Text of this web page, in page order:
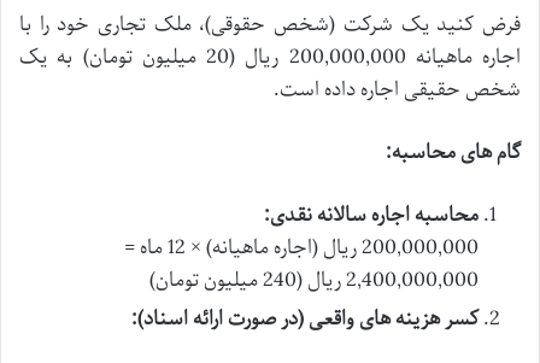
فرض کنید یک شرکت (شخص حقوقی)، ملک تجاری خود را با
اجاره ماهیانه 200,000,000 ریال (20 میلیون تومان) به یک
شخص حقیقی اجاره داده است.
گام های محاسبه:
محاسبه اجاره سالانه نقدی:
200,000,000 ریال (اجاره ماهیانه) × 12 ماه =
2,400,000,000 ریال (240 میلیون تومان)
کسر هزینه های واقعی (در صورت ارائه اسناد):